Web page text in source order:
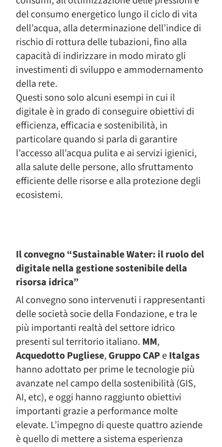
del consumo energetico lungo il ciclo di vita
dell’acqua, alla determinazione dell’indice di
rischio di rottura delle tubazioni, fino alla
capacità di indirizzare in modo mirato gli
investimenti di sviluppo e ammodernamento
della rete.
Questi sono solo alcuni esempi in cui il
digitale è in grado di conseguire obiettivi di
efficienza, efficacia e sostenibilità, in
particolare quando si parla di garantire
l’accesso all’acqua pulita e ai servizi igienici,
alla salute delle persone, allo sfruttamento
efficiente delle risorse e alla protezione degli
ecosistemi.
Il convegno “Sustainable Water: il ruolo del
digitale nella gestione sostenibile della
risorsa idrica”
Al convegno sono intervenuti i rappresentanti
delle società socie della Fondazione, e tra le
più importanti realtà del settore idrico
presenti sul territorio italiano. MM,
Acquedotto Pugliese, Gruppo CAPeItalgas
hanno adottato per prime le tecnologie più
avanzate nel campo della sostenibilità (GIS,
AI, etc), e oggi hanno raggiunto obiettivi
importanti grazie a performance molte
elevate. L’impegno di queste quattro aziende
è quello di mettere a sistema esperienza